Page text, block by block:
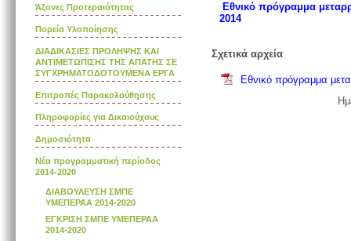
Άξονες Προτεραιότητας
Πορεία Υλοποίησης
ΔΙΑΔΙΚΑΣΙΕΣ ΠΡΟΛΗΨΗΣ ΚΑΙ
ΑΝΤΙΜΕΤΩΠΙΣΗΣ ΤΗΣ ΑΠΑΤΗΣ ΣΕ
ΣΥΓΧΡΗΜΑΤΟΔΟΤΟΥΜΕΝΑ ΕΡΓΑ
Επιτροπές Παρακολούθησης
Πληροφορίες για Δικαιούχους
Δημοσιότητα
Νέα προγραμματική περίοδος
2014-2020
ΔΙΑΒΟΥΛΕΥΣΗ ΣΜΠΕ
YMΕΠΕΡΑΑ 2014-2020
ΕΓΚΡΙΣΗ ΣΜΠΕ ΥΜΕΠΕΡΑΑ
2014-2020
Εθνικό πρόγραμμα
2014
Σχετικά αρχεία
Εθνικό πρόγραμμα